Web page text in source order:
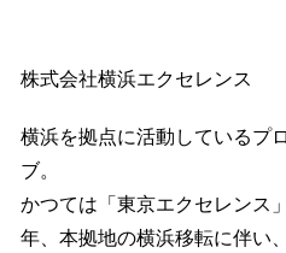
株式会社横浜エクセレンス
横浜を拠点に活動しているプ
ブ。
かつては「東京エクセレンス
年、本拠地の横浜移転に伴い